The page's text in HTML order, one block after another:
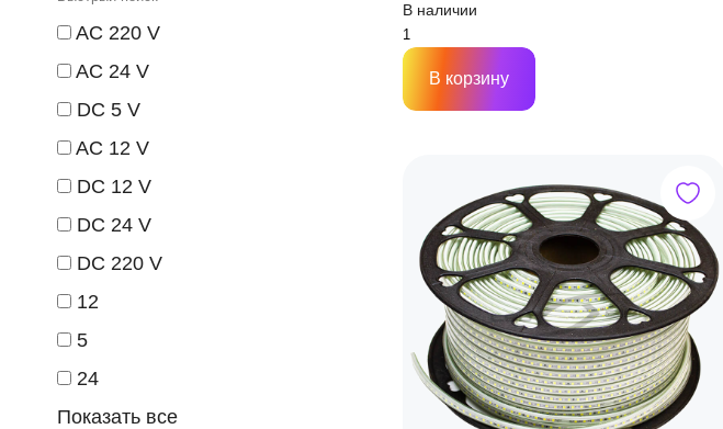
AC 220 V
AC 24 V
DC 5 V
AC 12 V
DC 12 V
DC 24 V
DC 220 V
12
5
24
Показать все
12V, IP33, 2520 Lm
В наличии
В корзину